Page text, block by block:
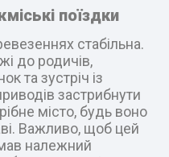
поїздки
стабільна.
до родичів,
та зустріч із
застрибнути
місто, будь воно
Важливо, щоб цей
належний